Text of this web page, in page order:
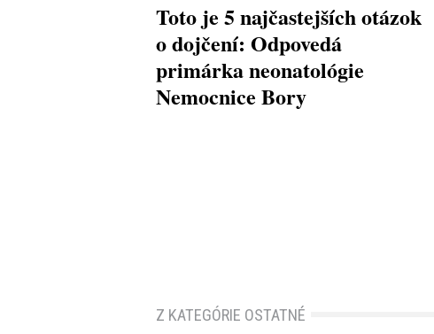
Toto je 5 najčastejších otázok
o dojčení: Odpovedá
primárka neonatológie
Nemocnice Bory
Z KATEGÓRIE OSTATNÉ